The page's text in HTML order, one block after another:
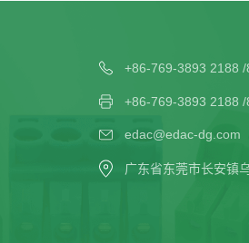
+86-769-3893 2188
+86-769-3893 2188
edac@edac-dg.com
广东省东莞市长安镇